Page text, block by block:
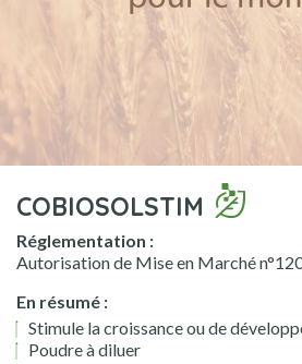
COBIOSOLSTIM
Réglementation :
Autorisation de Mise en Marché
En résumé :
Stimule la croissance ou de
Poudre à diluer